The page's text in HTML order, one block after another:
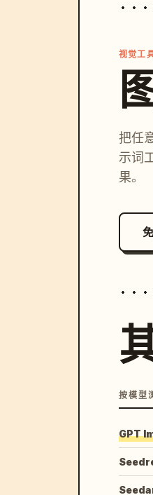
视觉工
把任
示词
果。
按模型
GPT